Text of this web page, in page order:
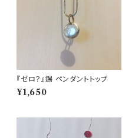
『ゼロ？』錫 ペンダントトップ
¥1,650